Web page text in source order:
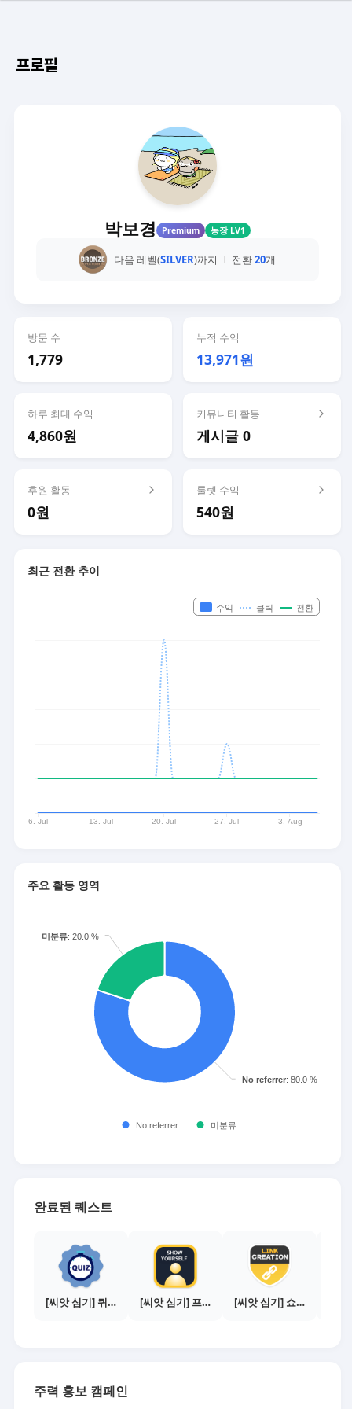
프로필
박보경 Premium 농장 LV1
다음 레벨(SILVER)까지 전환20개
방문 수
1,779
누적 수익
13,971원
하루 최대 수익
4,860원
커뮤니티 활동
게시글 0
후원 활동
0원
룰렛 수익
540원
최근 전환 추이
주요 활동 영역
완료된 퀘스트
[씨앗 심기] 퀴즈 참여하기 [씨앗 심기] 프로필 사진 등록하기 [씨앗 심기] 쇼핑몰 링크 발급하기 - 제휴몰 3곳
주력 홍보 캠페인